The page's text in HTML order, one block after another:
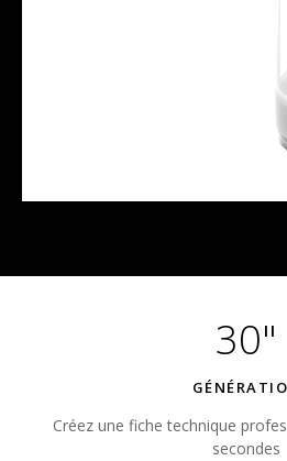
30"
Créez une fiche technique
secondes